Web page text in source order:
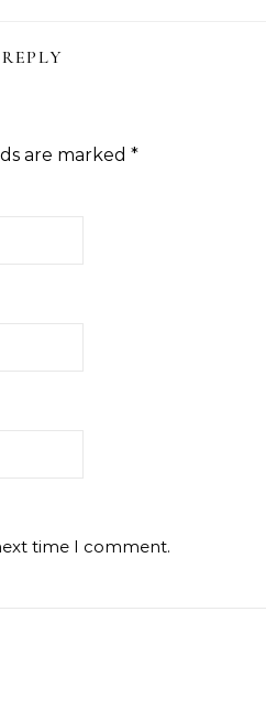
are marked *
time I comment.